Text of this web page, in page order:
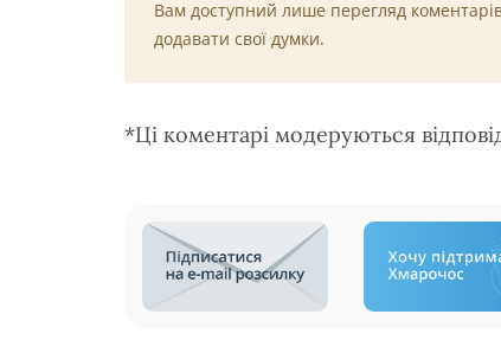
Вам доступний лише перегляд
додавати свої думки.
*Ці коментарі модеруються